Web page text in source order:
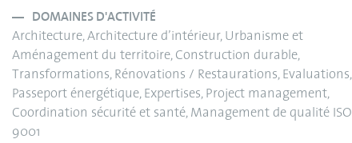
DOMAINES D'ACTIVITÉ
Architecture, Architecture d’intérieur, Urbanisme et
Aménagement du territoire, Construction durable,
Transformations, Rénovations / Restaurations, Evaluations,
Passeport énergétique, Expertises, Project management,
Coordination sécurité et santé, Management de qualité ISO
9001